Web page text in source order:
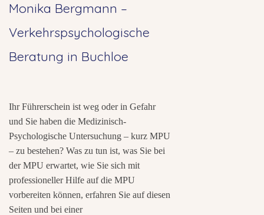
Monika Bergmann –
Verkehrspsychologische
Beratung in Buchloe
Ihr Führerschein ist weg oder in Gefahr
und Sie haben die Medizinisch-
Psychologische Untersuchung – kurz MPU
– zu bestehen? Was zu tun ist, was Sie bei
der MPU erwartet, wie Sie sich mit
professioneller Hilfe auf die MPU
vorbereiten können, erfahren Sie auf diesen
Seiten und bei einer